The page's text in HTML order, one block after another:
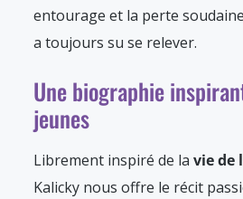
entourage et la perte
a toujours su se relever.
Une biographie
jeunes
Librement inspiré de la vie de
Kalicky nous offre le récit